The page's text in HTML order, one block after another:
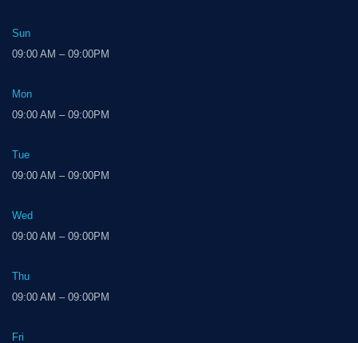
Sun
09:00 AM – 09:00PM
Mon
09:00 AM – 09:00PM
Tue
09:00 AM – 09:00PM
Wed
09:00 AM – 09:00PM
Thu
09:00 AM – 09:00PM
Fri